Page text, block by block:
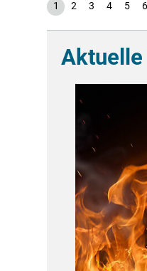
1 2 3 4 5 6
Aktuelle